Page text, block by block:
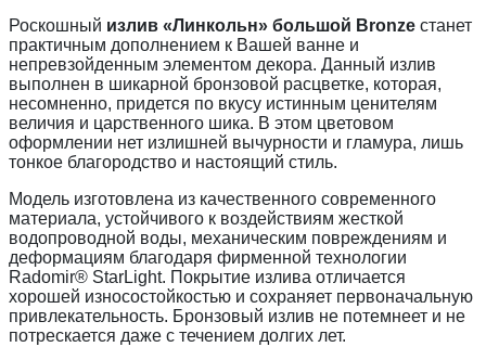
Роскошный излив «Линкольн» большой Bronze станет
практичным дополнением к Вашей ванне и
непревзойденным элементом декора. Данный излив
выполнен в шикарной бронзовой расцветке, которая,
несомненно, придется по вкусу истинным ценителям
величия и царственного шика. В этом цветовом
оформлении нет излишней вычурности и гламура, лишь
тонкое благородство и настоящий стиль.
Модель изготовлена из качественного современного
материала, устойчивого к воздействиям жесткой
водопроводной воды, механическим повреждениям и
деформациям благодаря фирменной технологии
Radomir® StarLight. Покрытие излива отличается
хорошей износостойкостью и сохраняет первоначальную
привлекательность. Бронзовый излив не потемнеет и не
потрескается даже с течением долгих лет.